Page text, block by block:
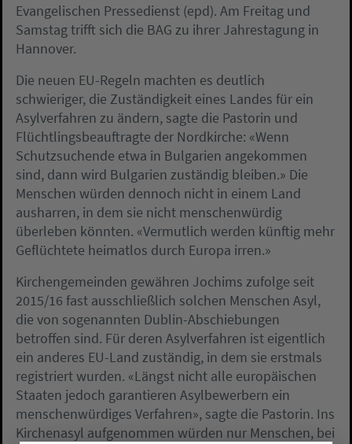
Evangelischen Pressedienst (epd). Am Freitag und
Samstag trifft sich die BAG zu ihrer Jahrestagung in
Hannover.
Die neuen EU-Regeln machten es deutlich
schwieriger, die Zuständigkeit eines Landes für ein
Asylverfahren zu ändern, sagte die Pastorin und
Flüchtlingsbeauftragte der Nordkirche: «Wenn
Schutzsuchende etwa in Bulgarien angekommen
sind, dann wird Bulgarien zuständig bleiben.» Die
Menschen würden dennoch nicht in einem Land
ausharren, in dem sie nicht menschenwürdig
überleben könnten. «Vermutlich werden künftig mehr
Geflüchtete heimatlos durch Europa irren.»
Kirchengemeinden gewähren Jochims zufolge seit
2015/16 fast ausschließlich solchen Menschen Asyl,
die von sogenannten Dublin-Abschiebungen
betroffen sind. Für deren Asylverfahren ist eigentlich
ein anderes EU-Land zuständig, in dem sie erstmals
registriert wurden. «Längst nicht alle europäischen
Staaten jedoch garantieren Asylbewerbern ein
menschenwürdiges Verfahren», sagte die Pastorin. Ins
Kirchenasyl aufgenommen würden nur Menschen, bei